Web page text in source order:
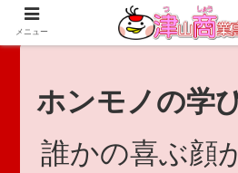
since 1921｜地域と共に未来へつなげ！｜
ホンモノの学
誰かの喜ぶ顔
メニュー